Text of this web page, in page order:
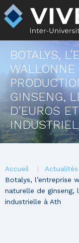
Aller
au
contenu
principal
BOTALYS,
GINSENG,
D’EUROS
You
are
here
Accueil
Actualités
Botalys, l’entreprise
naturelle de ginseng,
industrielle à Ath